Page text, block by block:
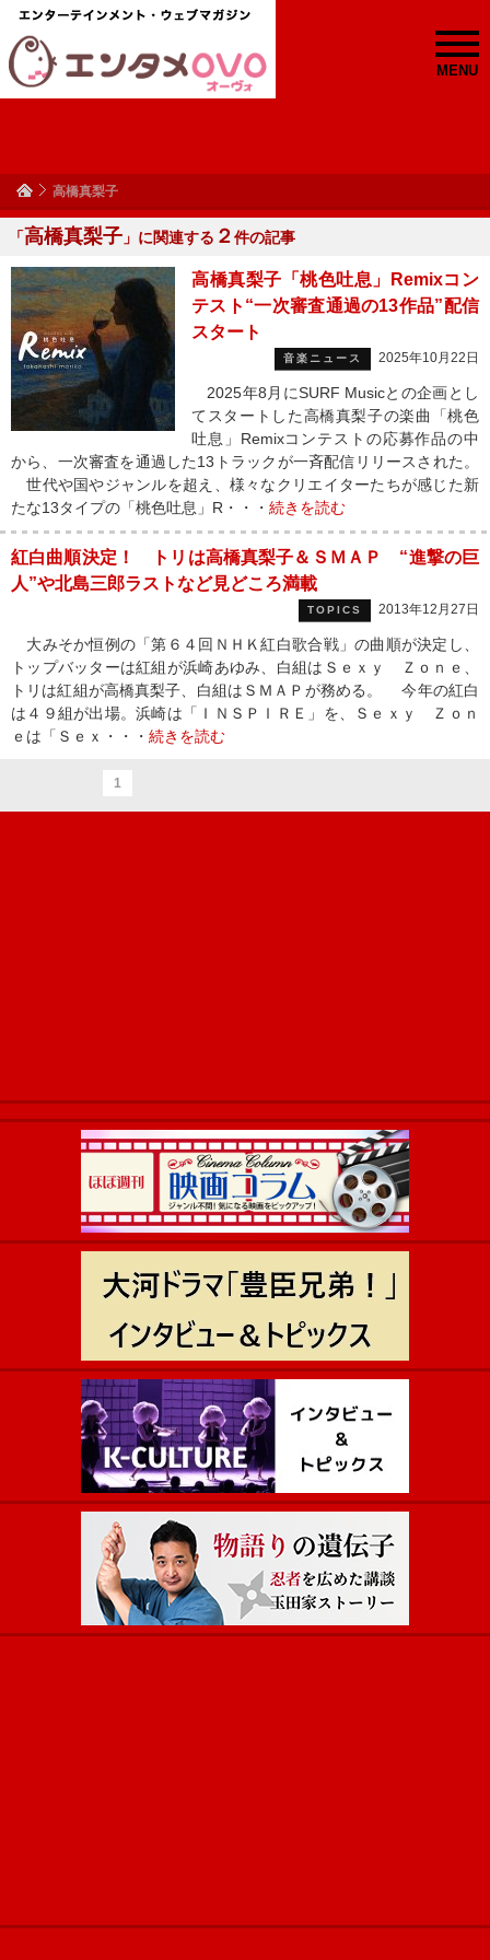
MENU
高橋真梨子
「高橋真梨子 」に関連する ２件の記事
高橋真梨子「桃色吐息」Remixコン
テスト“一次審査通過の13作品”配信
スタート
音楽ニュース 2025年10月22日
2025年8月にSURF Musicとの企画とし
てスタートした高橋真梨子の楽曲「桃色
吐息」Remixコンテストの応募作品の中
から、一次審査を通過した13トラックが一斉配信リリースされた。
世代や国やジャンルを超え、様々なクリエイターたちが感じた新
たな13タイプの「桃色吐息」R・・・ 続きを読む
紅白曲順決定！ トリは高橋真梨子＆ＳＭＡＰ “進撃の巨
人”や北島三郎ラストなど見どころ満載
TOPICS 2013年12月27日
大みそか恒例の「第６４回ＮＨＫ紅白歌合戦」の曲順が決定し、
トップバッターは紅組が浜崎あゆみ、白組はＳｅｘｙ Ｚｏｎｅ、
トリは紅組が高橋真梨子、白組はＳＭＡＰが務める。 今年の紅白
は４９組が出場。浜崎は「ＩＮＳＰＩＲＥ」を、Ｓｅｘｙ Ｚｏｎ
ｅは「Ｓｅｘ・・・ 続きを読む
1